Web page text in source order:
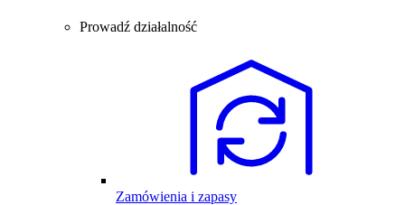
Prowadź działalność
Zamówienia i zapasy